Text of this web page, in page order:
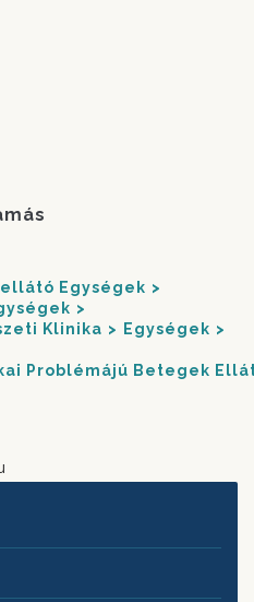
Egységek
Klinika
Egységek
Problémájú Betegek